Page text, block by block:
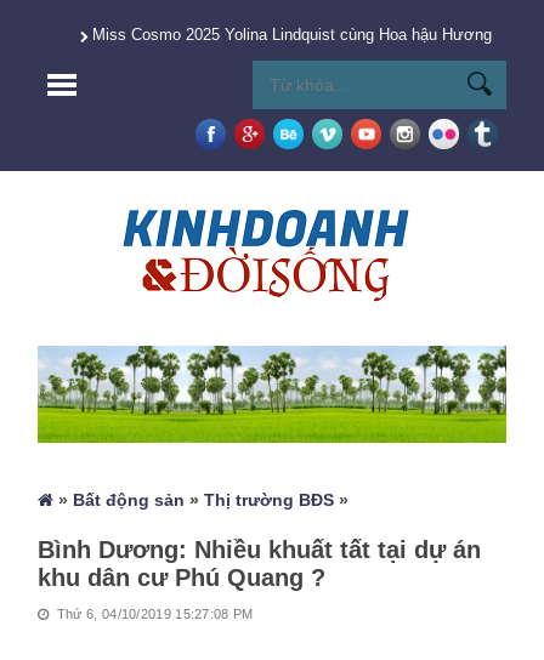
Miss Cosmo 2025 Yolina Lindquist cùng Hoa hậu Hương
» Bất động sản »Thị trường BĐS »
Bình Dương: Nhiều khuất tất tại dự án
khu dân cư Phú Quang ?
Thứ 6, 04/10/2019 15:27:08 PM